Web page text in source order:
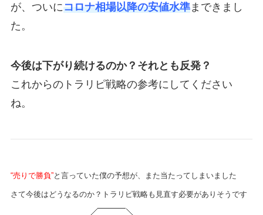
が、ついにコロナ相場以降の安値水準まできまし
た。
今後は下がり続けるのか？それとも反発？
これからのトラリピ戦略の参考にしてください
ね。
“売りで勝負”と言っていた僕の予想が、また当たってしまいました
さて今後はどうなるのか？トラリピ戦略も見直す必要がありそうです